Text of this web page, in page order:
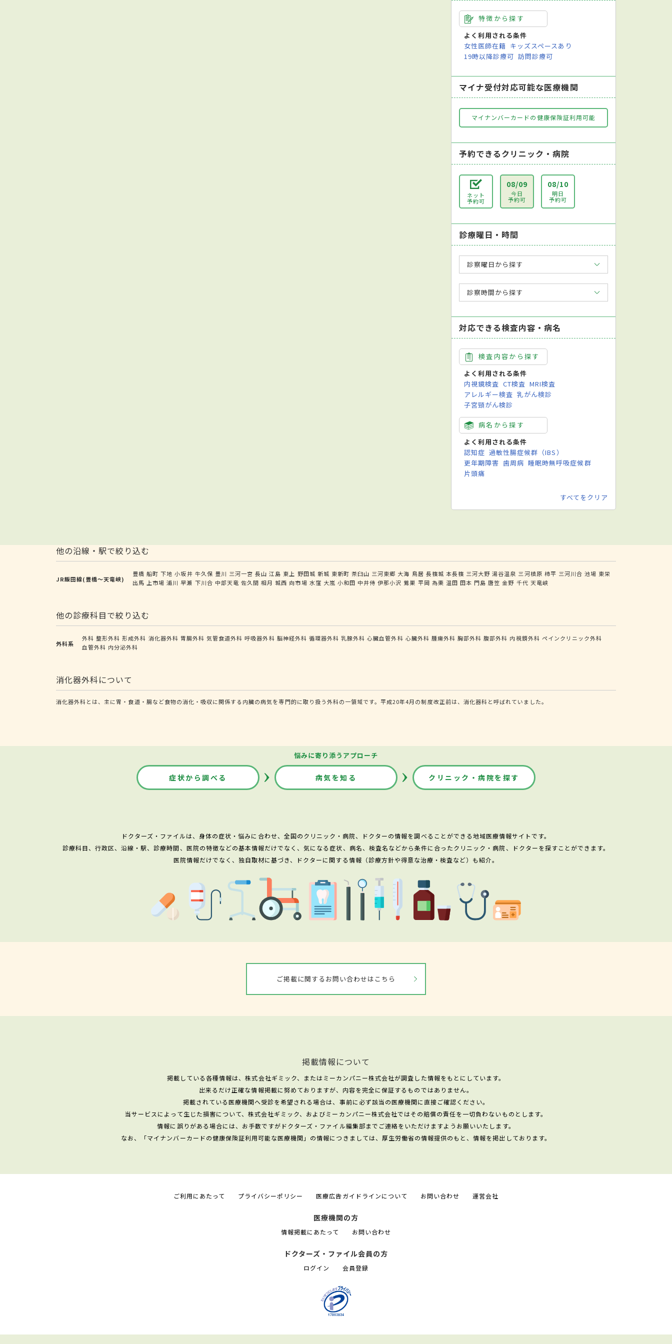
特徴から探す
よく利用される条件
女性医師在籍 キッズスペースあり
19時以降診療可 訪問診療可
マイナ受付対応可能な医療機関
マイナンバーカードの健康保険証利用可能
予約できるクリニック・病院
ネット
予約可
08/09
今日
予約可
08/10
明日
予約可
診療曜日・時間
診察曜日から探す
診察時間から探す
対応できる検査内容・病名
検査内容から探す
よく利用される条件
内視鏡検査 CT検査 MRI検査
アレルギー検査 乳がん検診
子宮頸がん検診
病名から探す
よく利用される条件
認知症 過敏性腸症候群（IBS）
更年期障害 歯周病 睡眠時無呼吸症候群
片頭痛
すべてをクリア
他の沿線・駅で絞り込む
JR飯田線(豊橋～天竜峡)
豊橋 船町 下地 小坂井 牛久保 豊川 三河一宮 長山 江島 東上 野田城 新城 東新町 茶臼山 三河東郷 大海 鳥居 長篠城 本長篠 三河大野 湯谷温泉 三河槙原 柿平 三河川合 池場 東栄
出馬 上市場 浦川 早瀬 下川合 中部天竜 佐久間 相月 城西 向市場 水窪 大嵐 小和田 中井侍 伊那小沢 鶯巣 平岡 為栗 温田 田本 門島 唐笠 金野 千代 天竜峡
他の診療科目で絞り込む
外科系
外科 整形外科 形成外科 消化器外科 胃腸外科 気管食道外科 呼吸器外科 脳神経外科 循環器外科 乳腺外科 心臓血管外科 心臓外科 腫瘍外科 胸部外科 腹部外科 内視鏡外科 ペインクリニック外科
血管外科 内分泌外科
消化器外科について
消化器外科とは、主に胃・食道・腸など食物の消化・吸収に関係する内臓の病気を専門的に取り扱う外科の一領域です。平成20年4月の制度改正前は、消化器科と呼ばれていました。
悩みに寄り添うアプローチ
症状から調べる 病気を知る クリニック・病院を探す
ドクターズ・ファイルは、身体の症状・悩みに合わせ、全国のクリニック・病院、ドクターの情報を調べることができる地域医療情報サイトです。
診療科目、行政区、沿線・駅、診療時間、医院の特徴などの基本情報だけでなく、気になる症状、病名、検査名などから条件に合ったクリニック・病院、ドクターを探すことができます。
医院情報だけでなく、独自取材に基づき、ドクターに関する情報（診療方針や得意な治療・検査など）も紹介。
ご掲載に関するお問い合わせはこちら
掲載情報について
掲載している各種情報は、株式会社ギミック、またはミーカンパニー株式会社が調査した情報をもとにしています。
出来るだけ正確な情報掲載に努めておりますが、内容を完全に保証するものではありません。
掲載されている医療機関へ受診を希望される場合は、事前に必ず該当の医療機関に直接ご確認ください。
当サービスによって生じた損害について、株式会社ギミック、およびミーカンパニー株式会社ではその賠償の責任を一切負わないものとします。
情報に誤りがある場合には、お手数ですがドクターズ・ファイル編集部までご連絡をいただけますようお願いいたします。
なお、「マイナンバーカードの健康保険証利用可能な医療機関」の情報につきましては、厚生労働省の情報提供のもと、情報を掲出しております。
ご利用にあたって プライバシーポリシー 医療広告ガイドラインについて お問い合わせ 運営会社
医療機関の方
情報掲載にあたって お問い合わせ
ドクターズ・ファイル会員の方
ログイン 会員登録